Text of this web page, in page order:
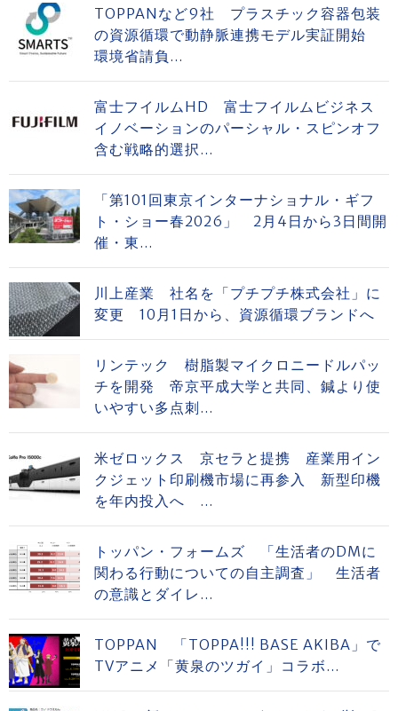
TOPPANなど9社 プラスチック容器包装
の資源循環で動静脈連携モデル実証開始
環境省請負...
富士フイルムHD 富士フイルムビジネス
イノベーションのパーシャル・スピンオフ
含む戦略的選択...
「第101回東京インターナショナル・ギフ
ト・ショー春2026」 2月4日から3日間開
催・東...
川上産業 社名を「プチプチ株式会社」に
変更 10月1日から、資源循環ブランドへ
リンテック 樹脂製マイクロニードルパッ
チを開発 帝京平成大学と共同、鍼より使
いやすい多点刺...
米ゼロックス 京セラと提携 産業用イン
クジェット印刷機市場に再参入 新型印機
を年内投入へ ...
トッパン・フォームズ 「生活者のDMに
関わる行動についての自主調査」 生活者
の意識とダイレ...
TOPPAN 「TOPPA!!! BASE AKIBA」で
TVアニメ「黄泉のツガイ」コラボ...